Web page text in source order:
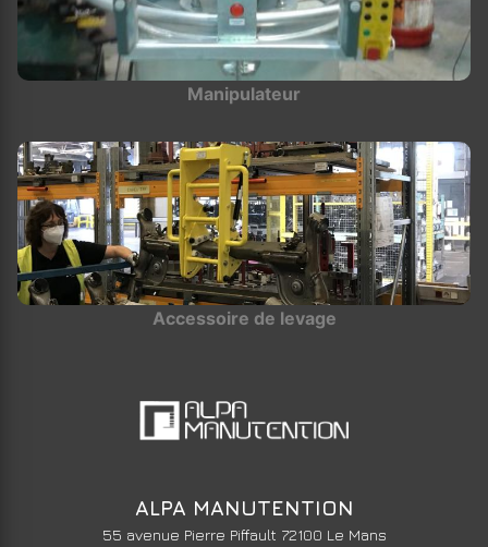
Manipulateur
Accessoire de levage
ALPA MANUTENTION
55 avenue Pierre Piffault 72100 Le Mans